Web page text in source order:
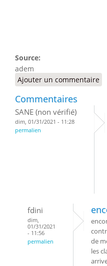
Source:
adem
Ajouter un commentaire
Commentaires
SANE (non vérifié)
dim, 01/31/2021 - 11:28
permalien
fdini
dim,
01/31/2021
- 11:56
permalien
de
les